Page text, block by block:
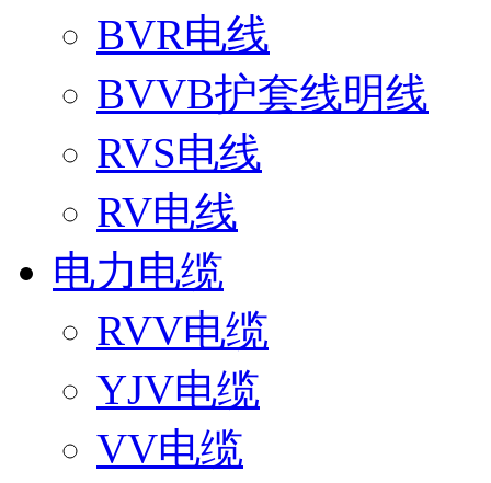
BVR电线
BVVB护套线明线
RVS电线
RV电线
电力电缆
RVV电缆
YJV电缆
VV电缆